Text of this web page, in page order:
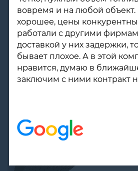
вовремя и на любой объект.
хорошее, цены конкурентные.
работали с другими фирмами,
доставкой у них задержки, то
бывает плохое. А в этой
нравится, думаю в
заключим с ними контракт на